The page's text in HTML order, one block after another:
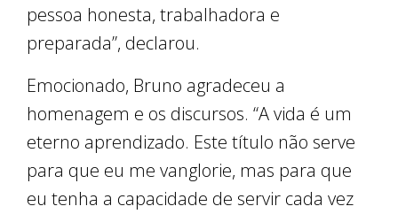
pessoa honesta, trabalhadora e
preparada”, declarou.
Emocionado, Bruno agradeceu a
homenagem e os discursos. “A vida é um
eterno aprendizado. Este título não serve
para que eu me vanglorie, mas para que
eu tenha a capacidade de servir cada vez